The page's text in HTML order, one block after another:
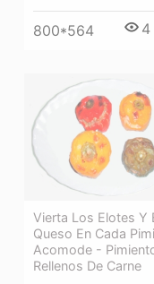
800*564 4
Vierta Los Elotes Y
Queso En Cada
Acomode -
Rellenos De Carne